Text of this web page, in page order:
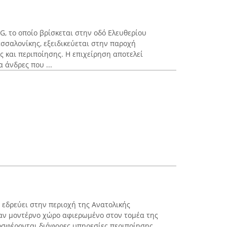
το οποίο βρίσκεται στην οδό Ελευθερίου
εξειδικεύεται στην παροχή
περιποίησης. Η επιχείρηση αποτελεί
άνδρες που ...
στην περιοχή της Ανατολικής
μοντέρνο χώρο αφιερωμένο στον τομέα της